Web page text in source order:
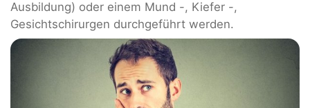
Ausbildung) oder einem Mund -, Kiefer -,
Gesichtschirurgen durchgeführt werden.